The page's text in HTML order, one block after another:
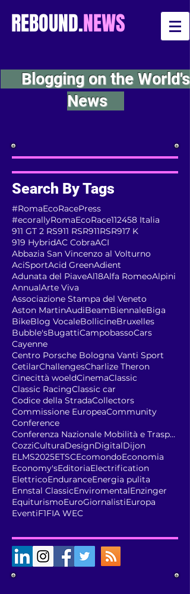
REBOUND.NEWS
Blogging on the World's
News
Search By Tags
#RomaEcoRacePress
#ecorallyRomaEcoRace112458 Italia
911 GT 2 RS911 RSR911RSR917 K
919 HybridAC CobraACI
Abbazia San Vincenzo al Volturno
AciSportAcid GreenAdient
Adunata del PiaveAl18Alfa RomeoAlpini
AnnualArte Viva
Associazione Stampa del Veneto
Aston MartinAudiBeamBiennaleBiga
BikeBlog VocaleBollicineBruxelles
Bubble'sBugattiCampobassoCars
Cayenne
Centro Porsche Bologna Vanti Sport
CetilarChallengesCharlize Theron
Cinecittà woeldCinemaClassic
Classic RacingClassic car
Codice della StradaCollectors
Commissione EuropeaCommunity
Conference
Conferenza Nazionale Mobilità e Trasporto Sostenib
CozziCulturaDesignDigitalDijon
ELMS2025ETSCEcomondoEconomia
Economy'sEditoriaElectrification
ElettricoEnduranceEnergia pulita
Ennstal ClassicEnviromentalEnzinger
EquiturismoEuroGiornalistiEuropa
EventiF1FIA WEC